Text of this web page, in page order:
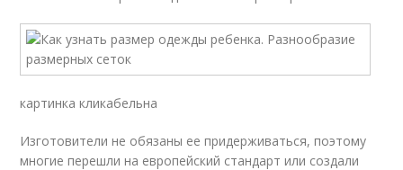
картинка кликабельна
Изготовители не обязаны ее придерживаться, поэтому
многие перешли на европейский стандарт или создали